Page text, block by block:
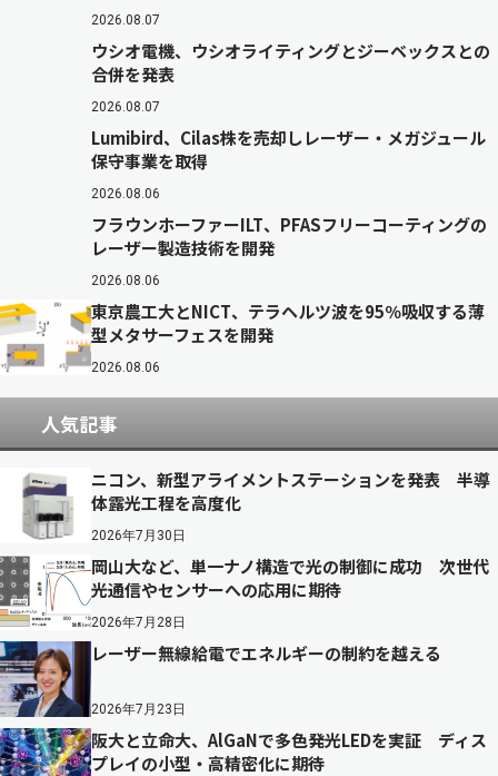
2026.08.07
ウシオ電機、ウシオライティングとジーベックスとの
合併を発表
2026.08.07
Lumibird、Cilas株を売却しレーザー・メガジュール
保守事業を取得
2026.08.06
フラウンホーファーILT、PFASフリーコーティングの
レーザー製造技術を開発
2026.08.06
東京農工大とNICT、テラヘルツ波を95％吸収する薄
型メタサーフェスを開発
2026.08.06
人気記事
ニコン、新型アライメントステーションを発表 半導
体露光工程を高度化
2026年7月30日
岡山大など、単一ナノ構造で光の制御に成功 次世代
光通信やセンサーへの応用に期待
2026年7月28日
レーザー無線給電でエネルギーの制約を越える
2026年7月23日
阪大と立命大、AlGaNで多色発光LEDを実証 ディス
プレイの小型・高精密化に期待